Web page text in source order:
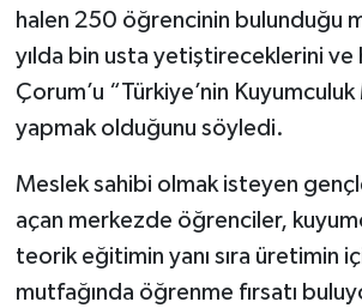
halen 250 öğrencinin bulunduğu
yılda bin usta yetiştireceklerini ve
Çorum’u “Türkiye’nin
yapmak olduğunu söyledi.
Meslek sahibi olmak isteyen
açan merkezde öğrenciler,
teorik eğitimin yanı sıra üretimin
mutfağında öğrenme fırsatı